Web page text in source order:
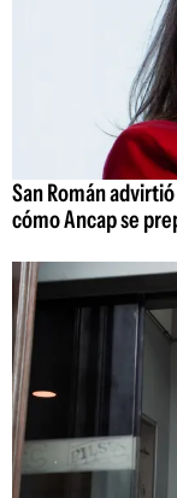
San Román
cómo Ancap se